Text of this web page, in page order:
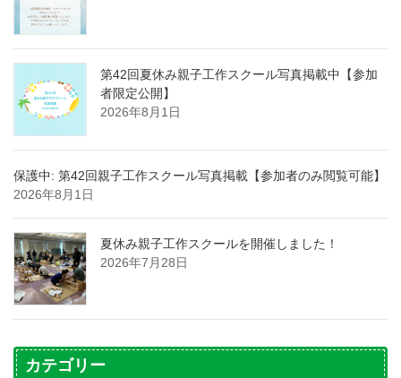
第42回夏休み親子工作スクール写真掲載中【参加
者限定公開】
2026年8月1日
保護中: 第42回親子工作スクール写真掲載【参加者のみ閲覧可能】
2026年8月1日
夏休み親子工作スクールを開催しました！
2026年7月28日
カテゴリー